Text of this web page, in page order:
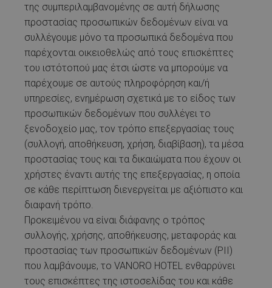
της συμπεριλαμβανομένης σε αυτή δήλωσης
προστασίας προσωπικών δεδομένων είναι να
συλλέγουμε μόνο τα προσωπικά δεδομένα που
παρέχονται οικειοθελώς από τους επισκέπτες
του ιστότοπού μας έτσι ώστε να μπορούμε να
παρέχουμε σε αυτούς πληροφόρηση και/ή
υπηρεσίες, ενημέρωση σχετικά με το είδος των
προσωπικών δεδομένων που συλλέγει το
ξενοδοχείο μας, τον τρόπο επεξεργασίας τους
(συλλογή, αποθήκευση, χρήση, διαβίβαση), τα μέσα
προστασίας τους και τα δικαιώματα που έχουν οι
χρήστες έναντι αυτής της επεξεργασίας, η οποία
σε κάθε περίπτωση διενεργείται με αξιόπιστο και
διαφανή τρόπο.
Προκειμένου να είναι διάφανης ο τρόπος
συλλογής, χρήσης, αποθήκευσης, μεταφοράς και
προστασίας των προσωπικών δεδομένων (PII)
που λαμβάνουμε, το VANORO HOTEL ενθαρρύνει
τους επισκέπτες της ιστοσελίδας του και κάθε